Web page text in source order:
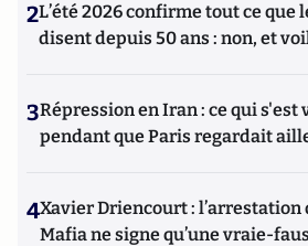
2L’été 2026 confirme tout ce que
disent depuis 50 ans : non, et
3Répression en Iran : ce qui s'est
pendant que Paris regardait
4Xavier Driencourt : l’arrestation
Mafia ne signe qu’une vraie-